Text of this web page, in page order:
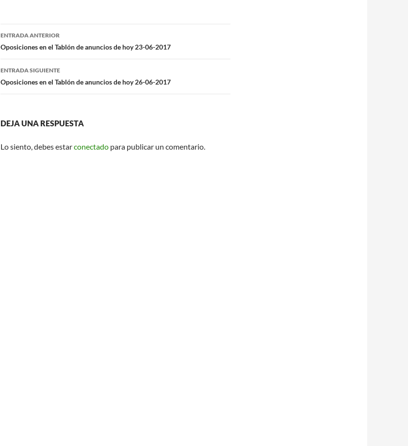
Navegación
de
entradas
ENTRADA ANTERIOR
Oposiciones en el Tablón de anuncios de hoy 23-06-2017
ENTRADA SIGUIENTE
Oposiciones en el Tablón de anuncios de hoy 26-06-2017
DEJA UNA RESPUESTA
Lo siento, debes estarconectado para publicar un comentario.